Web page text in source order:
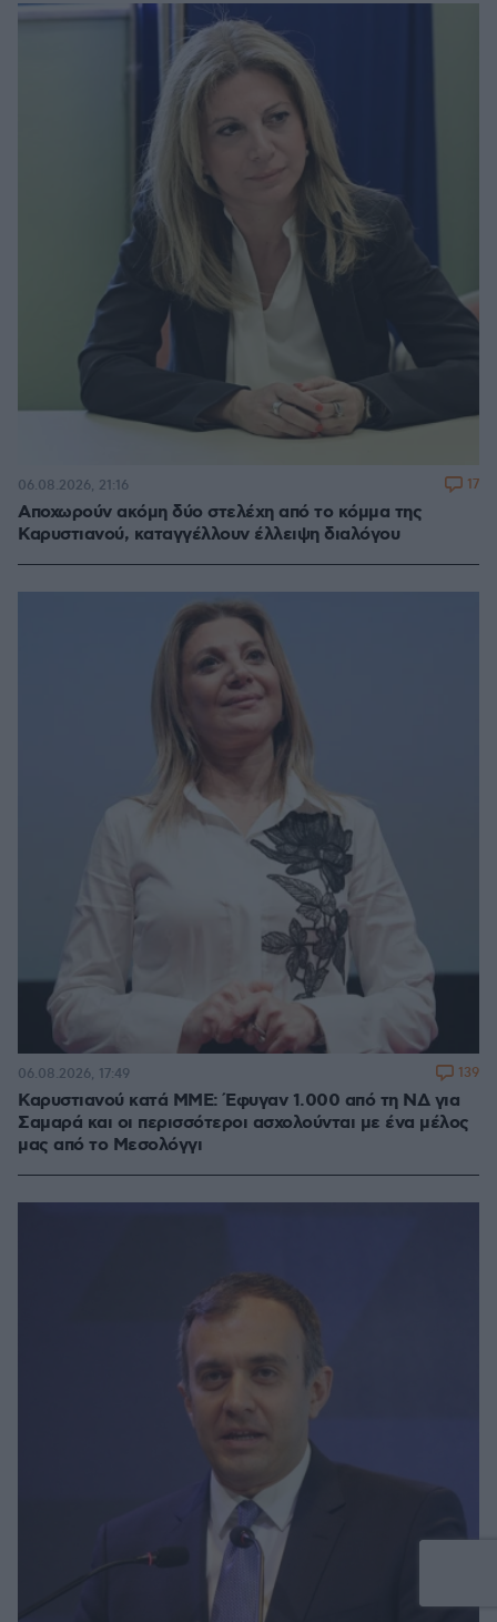
Αποχωρούν ακόμη δύο στελέχη από το κόμμα της
Καρυστιανού, καταγγέλλουν έλλειψη διαλόγου
06.08.2026, 21:16 17
Καρυστιανού κατά ΜΜΕ: Έφυγαν 1.000 από τη ΝΔ για
Σαμαρά και οι περισσότεροι ασχολούνται με ένα μέλος
μας από το Μεσολόγγι
06.08.2026, 17:49 139